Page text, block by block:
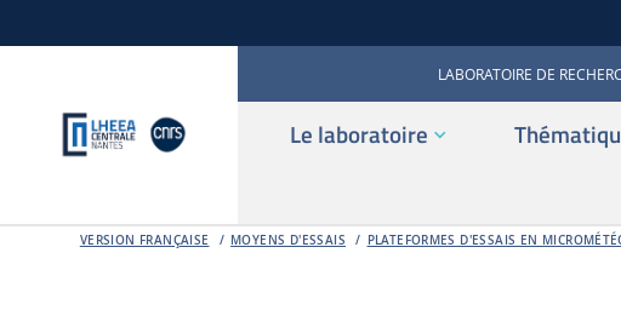
LABORATOIRE DE
Le laboratoire
VERSION FRANÇAISE MOYENS D'ESSAIS PLATEFORMES D'ESSAIS EN